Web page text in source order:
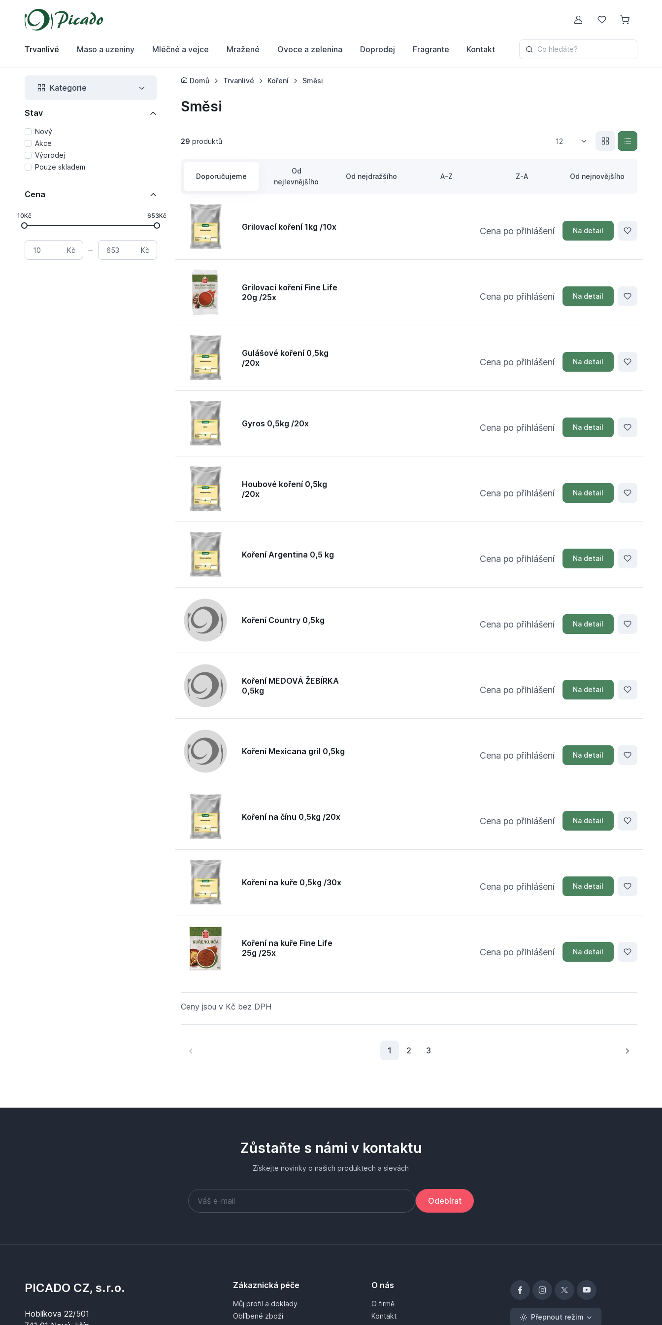
Můj účetOblíbené
Trvanlivé Maso a uzeniny Mléčné a vejce Mražené Ovoce a zelenina Doprodej Fragrante Kontakt Co hledáte?
Kategorie
Stav
Nový
Akce
Výprodej
Pouze skladem
Cena
10Kč 653Kč
Kč Kč
Domů Trvanlivé Koření Směsi
Směsi
29 produktů 12
Doporučujeme
Od
nejlevnějšího
Od nejdražšího A-Z Z-A Od nejnovějšího
Grilovací koření 1kg /10x Cena po přihlášení Na detail
Grilovací koření Fine Life
20g /25x
Cena po přihlášení Na detail
Gulášové koření 0,5kg
/20x
Cena po přihlášení Na detail
Gyros 0,5kg /20x Cena po přihlášení Na detail
Houbové koření 0,5kg
/20x
Cena po přihlášení Na detail
Koření Argentina 0,5 kg Cena po přihlášení Na detail
Koření Country 0,5kg Cena po přihlášení Na detail
Koření MEDOVÁ ŽEBÍRKA
0,5kg
Cena po přihlášení Na detail
Koření Mexicana gril 0,5kg Cena po přihlášení Na detail
Koření na čínu 0,5kg /20x Cena po přihlášení Na detail
Koření na kuře 0,5kg /30x Cena po přihlášení Na detail
Koření na kuře Fine Life
25g /25x
Cena po přihlášení Na detail
Ceny jsou v Kč bez DPH
1 Aktuální stránka
2 3
Zůstaňte s námi v kontaktu
Získejte novinky o našich produktech a slevách
Odebírat
PICADO CZ, s.r.o.
Hoblíkova 22/501
Zákaznická péče
Můj profil a doklady
Oblíbené zboží
O nás
O firmě
Kontakt
Přepnout režim